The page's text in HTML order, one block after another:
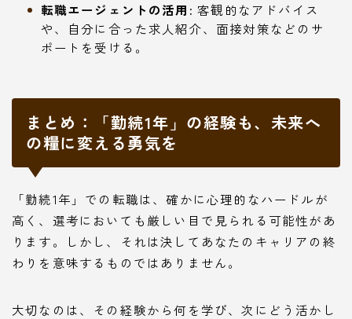
転職エージェントの活用: 客観的なアドバイス
や、自分に合った求人紹介、面接対策などのサ
ポートを受ける。
まとめ：「勤続1年」の経験も、未来へ
の糧に変える勇気を
「勤続1年」での転職は、確かに心理的なハードルが
高く、選考においても厳しい目で見られる可能性があ
ります。しかし、それは決してあなたのキャリアの終
わりを意味するものではありません。
大切なのは、その経験から何を学び、次にどう活かし